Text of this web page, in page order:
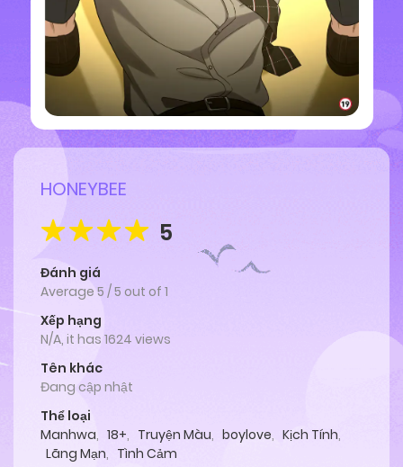
HONEYBEE
5
Đánh giá
Average 5 /5 out of 1
Xếp hạng
N/A, it has 1624 views
Tên khác
Đang cập nhật
Thể loại
Manhwa, 18+, Truyện Màu, boylove, Kịch Tính,
Lãng Mạn, Tình Cảm